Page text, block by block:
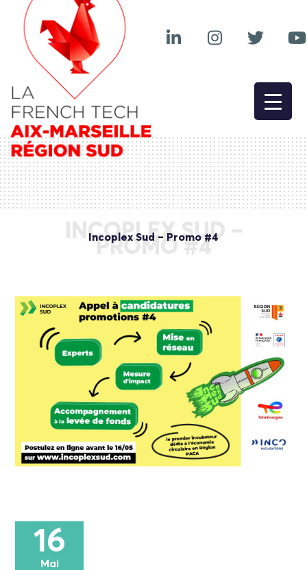
INCOPLEX SUD –
PROMO #4
Incoplex Sud – Promo #4
16
Mai